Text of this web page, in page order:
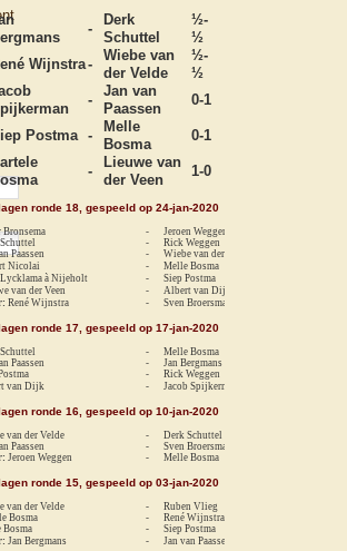
-
Derk
Schuttel
½-
½
Wijnstra-
Wiebe van
der Velde
½-
½
-
Jan van
Paassen
0-1
Postma -
Melle
Bosma
0-1
-
Lieuwe van
der Veen
1-0
ronde 18, gespeeld op 24-jan-2020
Bronsema - Jeroen Weggen
- Rick Weggen
Paassen
- Wiebe van der Velde
Nicolai
- Melle Bosma
à Nijeholt
- Siep Postma
van der Veen
- Albert van Dijk
René Wijnstra - Sven Broersma
ronde 17, gespeeld op 17-jan-2020
- Melle Bosma
Paassen
- Jan Bergmans
- Rick Weggen
van Dijk
- Jacob Spijkerman
ronde 16, gespeeld op 10-jan-2020
van der Velde - Derk Schuttel
Paassen
- Sven Broersma
Jeroen Weggen - Melle Bosma
ronde 15, gespeeld op 03-jan-2020
van der Velde - Ruben Vlieg
Bosma
- René Wijnstra
Bosma
- Siep Postma
Jan Bergmans - Jan van Paassen